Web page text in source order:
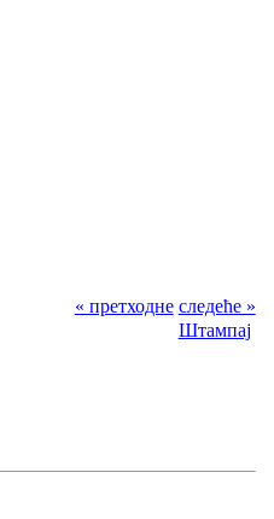
« претходне следеће »
Штампај